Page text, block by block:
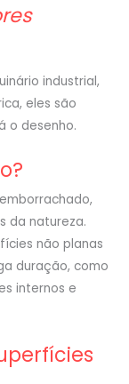
industrial,
eles são
o desenho.
da natureza.
não planas
duração, como
internos e